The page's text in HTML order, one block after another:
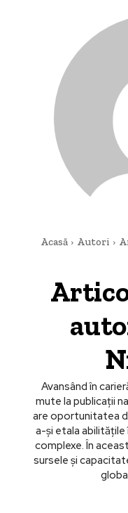
Acasă Autori
Avansând în
mute la publicații
are oportunitatea
a-și etala
complexe. În
sursele și